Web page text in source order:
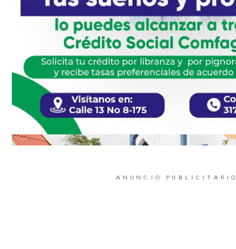
ANUNCIO PUBLICITARIO